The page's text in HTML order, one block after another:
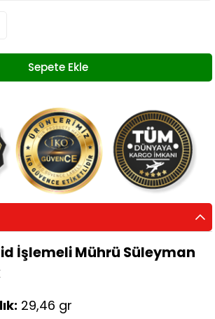
İşlemeli Mührü Süleyman
29,46 gr